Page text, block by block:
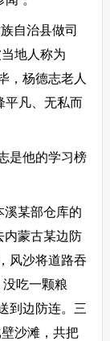
自治县做司
地人称为
，杨德志老人
平凡、无私而
是他的学习榜
某部仓库的
内蒙古某边防
风沙将道路吞
吃一颗粮
到边防连。三
沙滩，共把